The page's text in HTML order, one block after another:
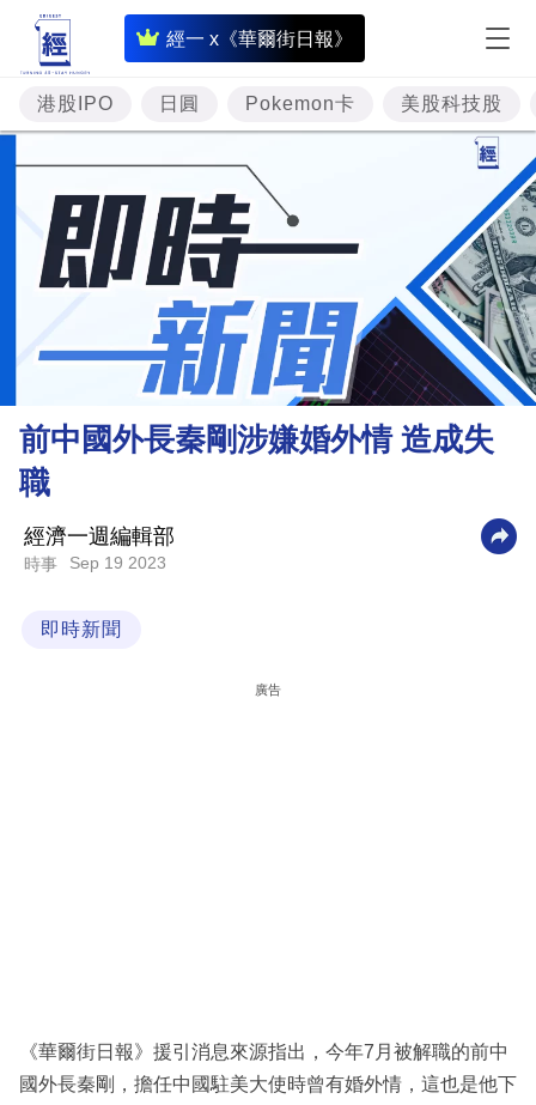
經一 x《華爾街日報》
即
時
財
經
專
題
投
資
樓
市
財
業
科
區
港股IPO 日圓 Pokemon卡 美股科技股
前中國外長秦剛涉嫌婚外情 造成失
職
經濟一週編輯部
時事 Sep 19 2023
即時新聞
廣告
《華爾街日報》援引消息來源指出，今年7月被解職的前中
國外長秦剛，擔任中國駐美大使時曾有婚外情，這也是他下